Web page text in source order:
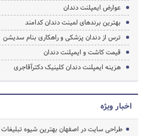
عوارض ایمپلنت دندان
بهترین برندهای لمینت دندان کدامند
ترس از دندان پزشکی و راهکاری بنام سدیشن
قیمت کاشت و ایمپلنت دندان
هزینه ایمپلنت دندان کلینیک دکترآقاجری
اخبار ویژه
طراحی سایت در اصفهان بهترین شیوه تبلیغات